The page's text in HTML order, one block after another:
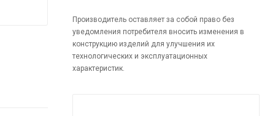
Производитель оставляет за собой право без
уведомления потребителя вносить изменения в
конструкцию изделий для улучшения их
технологических и эксплуатационных
характеристик.